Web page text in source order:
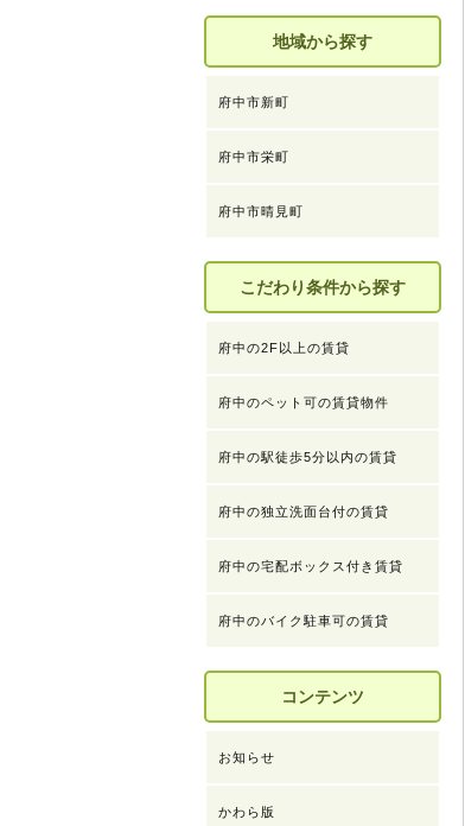
地域から探す
府中市新町
府中市栄町
府中市晴見町
こだわり条件から探す
府中の2F以上の賃貸
府中のペット可の賃貸物件
府中の駅徒歩5分以内の賃貸
府中の独立洗面台付の賃貸
府中の宅配ボックス付き賃貸
府中のバイク駐車可の賃貸
コンテンツ
お知らせ
かわら版